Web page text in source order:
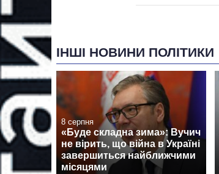
ІНШІ НОВИНИ ПОЛІТИКИ
8 серпня
«Буде складна зима»: Вучич
не вірить, що війна в Україні
завершиться найближчими
місяцями